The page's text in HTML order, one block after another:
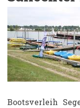
Bootsverleih